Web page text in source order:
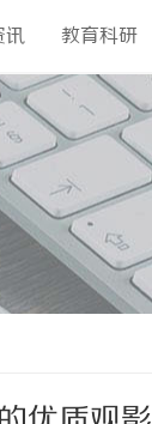
讯 教育科研